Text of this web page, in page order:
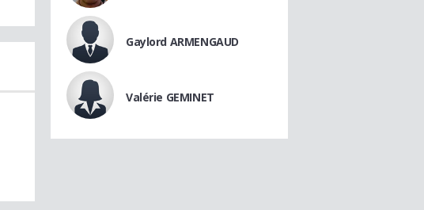
Gaylord ARMENGAUD
Valérie GEMINET